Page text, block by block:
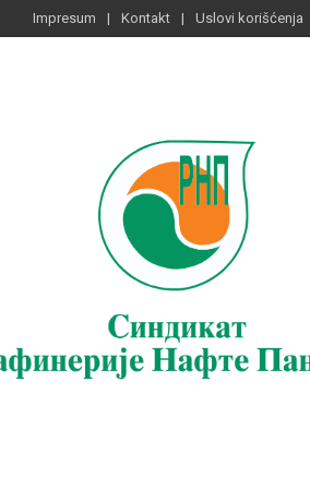
Impresum Kontakt Uslovi korišćenja